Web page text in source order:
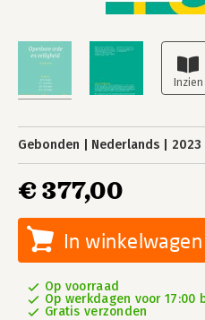
Gebonden Nederlands 2023
€ 377,00
In winkelwagen
Op voorraad
Op werkdagen voor
Gratis verzonden